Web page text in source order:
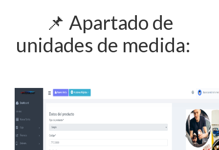
📌 Apartado de
unidades de medida: